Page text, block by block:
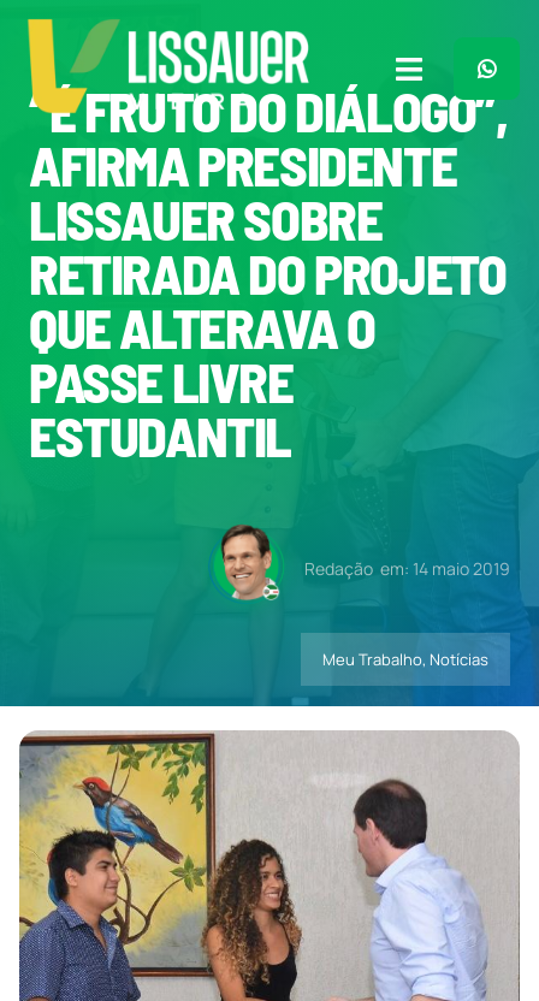
para
conteúdo
Toggle
Navigation
Home
Plano de Governo
Meu Trabalho
O Que Penso
Quem Sou
“É FRUTO DO DIÁLOGO”,
AFIRMA PRESIDENTE
LISSAUER SOBRE
RETIRADA DO PROJETO
QUE ALTERAVA O
PASSE LIVRE
ESTUDANTIL
Redação em: 14 maio 2019
Meu Trabalho, Notícias